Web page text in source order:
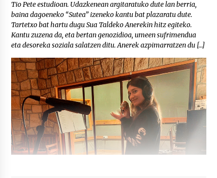
Tio Pete estudioan. Udazkenean argitaratuko dute lan berria,
baina dagoeneko “Sutea” izeneko kantu bat plazaratu dute.
Tartetxo bat hartu dugu Sua Taldeko Anerekin hitz egiteko.
Kantu zuzena da, eta bertan genozidioa, umeen sufrimendua
eta desoreka soziala salatzen ditu. Anerek azpimarratzen du […]